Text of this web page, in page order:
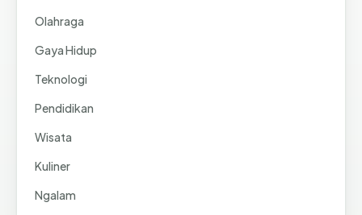
Olahraga
Gaya Hidup
Teknologi
Pendidikan
Wisata
Kuliner
Ngalam